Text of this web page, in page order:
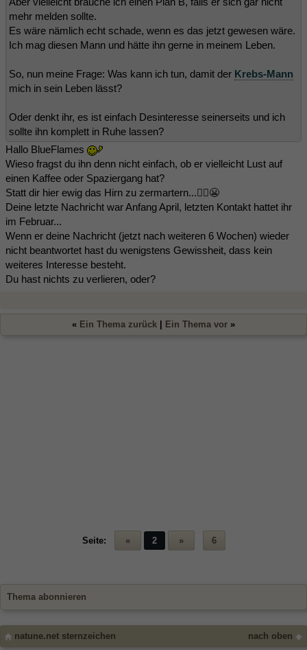
mehr melden sollte.
Es wäre nämlich echt schade, wenn es das jetzt gewesen wäre.
Ich mag diesen Mann und hätte ihn gerne in meinem Leben.
So, nun meine Frage: Was kann ich tun, damit der Krebs-Mann
mich in sein Leben lässt?
Oder denkt ihr, es ist einfach Desinteresse seinerseits und ich
sollte ihn komplett in Ruhe lassen?
Hallo BlueFlames
Wieso fragst du ihn denn nicht einfach, ob er vielleicht Lust auf
einen Kaffee oder Spaziergang hat?
Statt dir hier ewig das Hirn zu zermartern...🤷‍♀️😬
Deine letzte Nachricht war Anfang April, letzten Kontakt hattet ihr
im Februar...
Wenn er deine Nachricht (jetzt nach weiteren 6 Wochen) wieder
nicht beantwortet hast du wenigstens Gewissheit, dass kein
weiteres Interesse besteht.
Du hast nichts zu verlieren, oder?
« Ein Thema zurück Ein Thema vor »
Seite: « 2 » 6
Thema abonnieren
nach oben
natune.net sternzeichen